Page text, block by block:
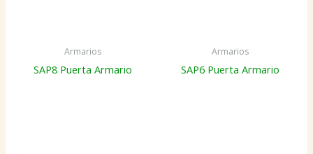
Armarios
SAP8 Puerta Armario
Armarios
SAP6 Puerta Armario